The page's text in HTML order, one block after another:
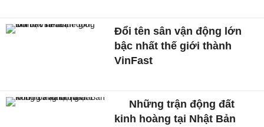
Đổi tên sân vận động lớn
bậc nhất thế giới thành
VinFast
Những trận động đất
kinh hoàng tại Nhật Bản